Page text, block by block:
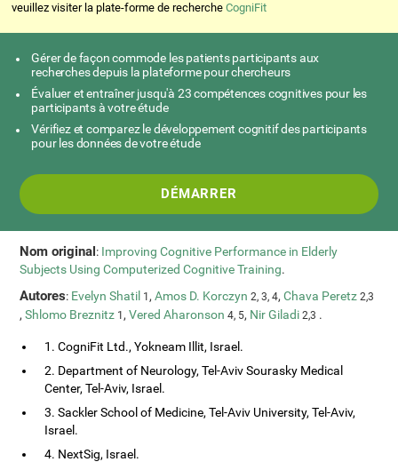
veuillez visiter la plate-forme de rechercheCogniFit
Gérer de façon commode les patients participants aux
recherches depuis la plateforme pour chercheurs
Évaluer et entraîner jusqu'à 23 compétences cognitives pour les
participants à votre étude
Vérifiez et comparez le développement cognitif des participants
pour les données de votre étude
DÉMARRER
Nom original: Improving Cognitive Performance in Elderly
Subjects Using Computerized Cognitive Training.
Autores: Evelyn Shatil 1,Amos D. Korczyn 2, 3, 4,Chava Peretz 2,3
,Shlomo Breznitz 1,Vered Aharonson 4, 5, Nir Giladi 2,3 .
1. CogniFit Ltd., Yokneam Illit, Israel.
2. Department of Neurology, Tel-Aviv Sourasky Medical
Center, Tel-Aviv, Israel.
3. Sackler School of Medicine, Tel-Aviv University, Tel-Aviv,
Israel.
4. NextSig, Israel.